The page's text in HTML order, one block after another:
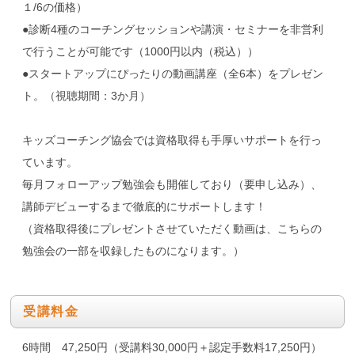
１/6の価格）
●診断4種のコーチングセッションや講演・セミナーを非営利
で行うことが可能です（1000円以内（税込））
●スタートアップにぴったりの動画講座（全6本）をプレゼン
ト。（視聴期間：3か月）
キッズコーチング協会では資格取得も手厚いサポートを行っ
ています。
毎月フォローアップ勉強会も開催しており（要申し込み）、
講師デビューするまで徹底的にサポートします！
（資格取得後にプレゼントさせていただく動画は、こちらの
勉強会の一部を収録したものになります。）
受講料金
6時間 47,250円（受講料30,000円＋認定手数料17,250円）